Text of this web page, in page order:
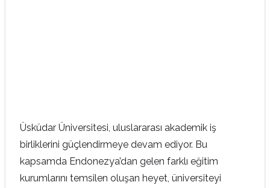
Üsküdar Üniversitesi, uluslararası akademik iş
birliklerini güçlendirmeye devam ediyor. Bu
kapsamda Endonezya’dan gelen farklı eğitim
kurumlarını temsilen oluşan heyet, üniversiteyi